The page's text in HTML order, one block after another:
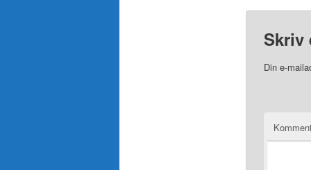
Skriv
Din e-